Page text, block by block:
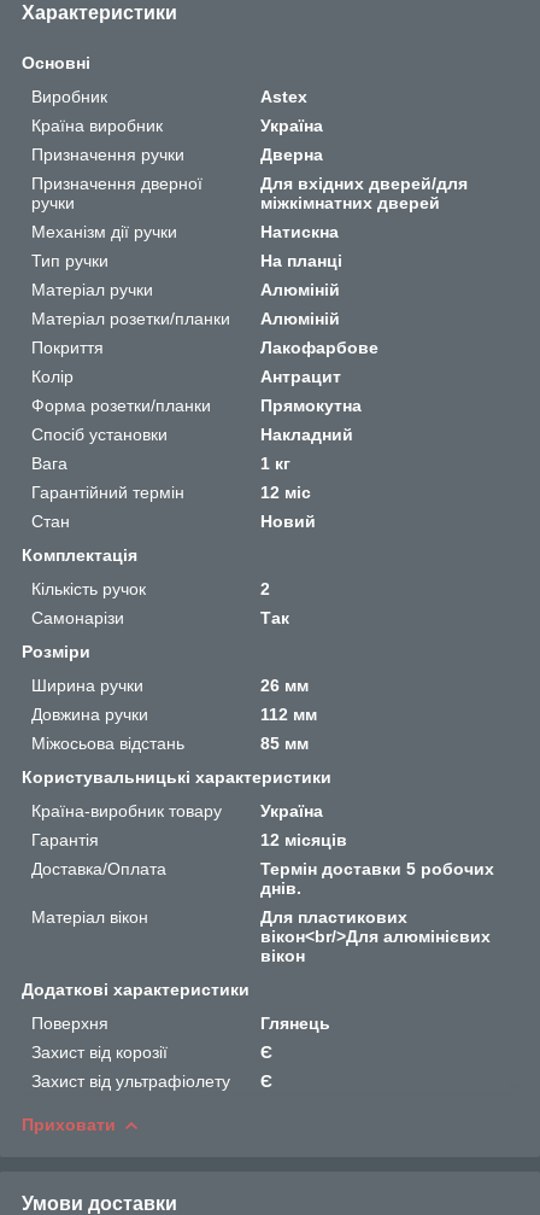
Характеристики
Основні
Виробник
Astex
Країна виробник
Україна
Призначення ручки
Дверна
Призначення дверної
ручки
Для вхідних дверей/для
міжкімнатних дверей
Механізм дії ручки
Натискна
Тип ручки
На планці
Матеріал ручки
Алюміній
Матеріал розетки/планки
Алюміній
Покриття
Лакофарбове
Колір
Антрацит
Форма розетки/планки
Прямокутна
Спосіб установки
Накладний
Вага
1 кг
Гарантійний термін
12 міс
Стан
Новий
Комплектація
Кількість ручок
2
Самонарізи
Так
Розміри
Ширина ручки
26 мм
Довжина ручки
112 мм
Міжосьова відстань
85 мм
Користувальницькі характеристики
Країна-виробник товару
Україна
Гарантія
12 місяців
Доставка/Оплата
Термін доставки 5 робочих
днів.
Матеріал вікон
Для пластикових
вікон<br/>Для алюмінієвих
вікон
Додаткові характеристики
Поверхня
Глянець
Захист від корозії
Є
Захист від ультрафіолету
Є
Приховати
Умови доставки